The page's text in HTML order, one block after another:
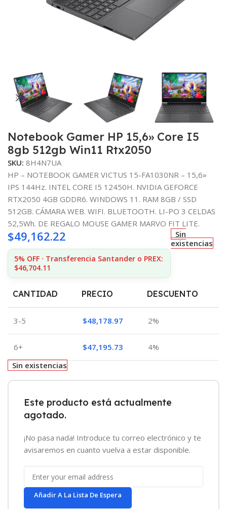
Notebook Gamer HP 15,6» Core I5
8gb 512gb Win11 Rtx2050
SKU: 8H4N7UA
HP – NOTEBOOK GAMER VICTUS 15-FA1030NR – 15,6»
IPS 144Hz. INTEL CORE I5 12450H. NVIDIA GEFORCE
RTX2050 4GB GDDR6. WINDOWS 11. RAM 8GB / SSD
512GB. CÁMARA WEB. WIFI. BLUETOOTH. LI-PO 3 CELDAS
52,5Wh. DE REGALO MOUSE GAMER MARVO FIT LITE.
$49,162.22
5% OFF · Transferencia Santander o PREX:
$46,704.11
Sin
existencias
CANTIDAD PRECIO DESCUENTO
3-5 $48,178.97 2%
6+ $47,195.73
4%
Sin existencias
Este producto está actualmente
agotado.
¡No pasa nada! Introduce tu correo electrónico y te
avisaremos en cuanto vuelva a estar disponible.
Añadir A La Lista De Espera